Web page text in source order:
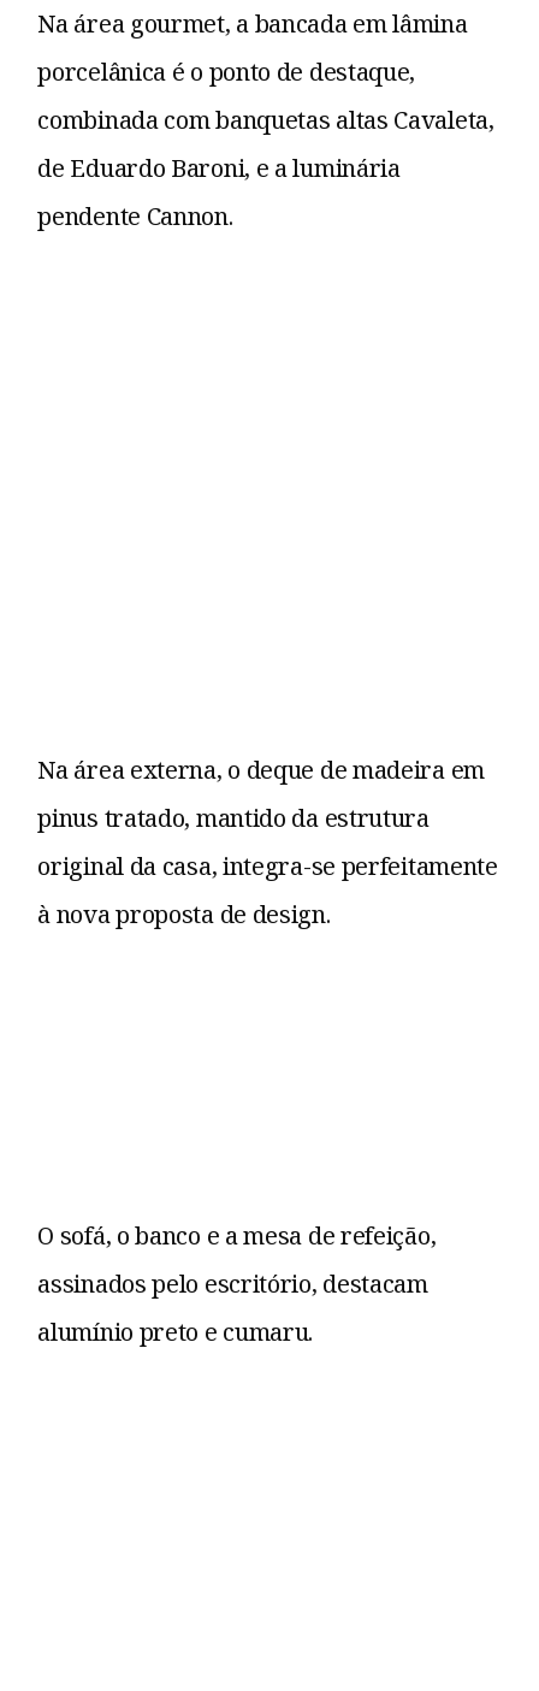
Na área gourmet, a bancada em lâmina
porcelânica é o ponto de destaque,
combinada com banquetas altas Cavaleta,
de Eduardo Baroni, e a luminária
pendente Cannon.
Na área externa, o deque de madeira em
pinus tratado, mantido da estrutura
original da casa, integra-se perfeitamente
à nova proposta de design.
O sofá, o banco e a mesa de refeição,
assinados pelo escritório, destacam
alumínio preto e cumaru.